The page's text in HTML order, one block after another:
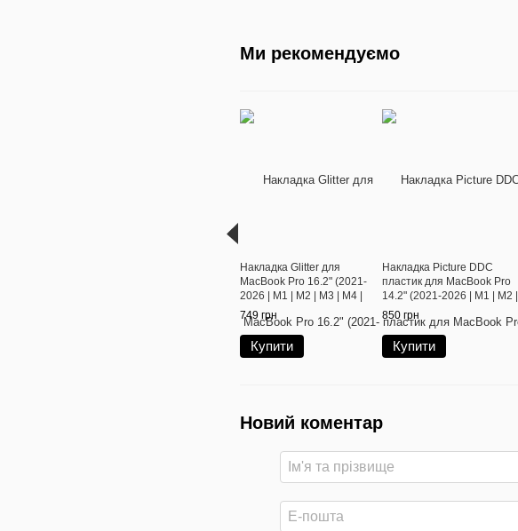
Ми рекомендуємо
Накладка Glitter для
MacBook Pro 16.2" (2021-
2026 | M1 | M2 | M3 | M4 |
M5) Lilac/Pink Sand
749 грн
Купити
Накладка Picture DDC
пластик для MacBook Pro
14.2" (2021-2026 | M1 | M2 |
M3 | M4 | M5) Marble Beige
850 грн
Купити
Новий коментар